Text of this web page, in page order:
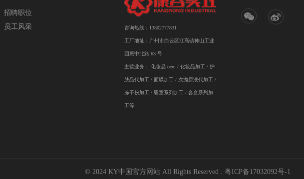
咨询热线：13802777831
工厂地址：广州市白云区江高镇神山工业
园振中北路 63 号
主营业务：化妆品 oem /化妆品加工 / 护
肤品代加工 / 面膜加工 / 次抛原液代加工 /
冻干粉加工 / 婴童系列加工 / 套盒系列加
工等
招聘职位
员工风采
© 2024 KY中国官方网站 All Rights Reserved .粤ICP备17032092号-1